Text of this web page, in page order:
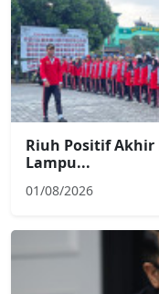
Riuh Positif Akhir
Lampu...
01/08/2026